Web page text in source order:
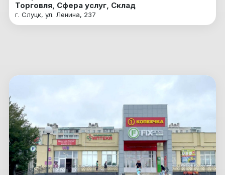
Торговля, Сфера услуг, Склад
г. Слуцк, ул. Ленина, 237